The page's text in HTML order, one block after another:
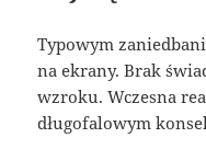
Typowym
na ekrany. Brak
wzroku. Wczesna
długofalowym